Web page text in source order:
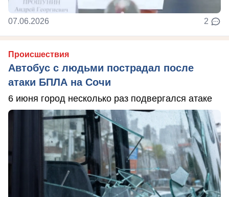
07.06.2026 2
Происшествия
Автобус с людьми пострадал после
атаки БПЛА на Сочи
6 июня город несколько раз подвергался атаке